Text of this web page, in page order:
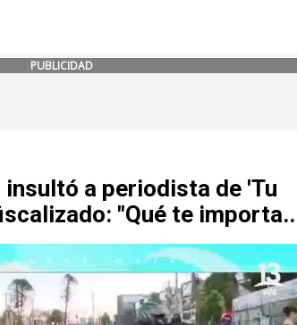
PUBLICIDAD
a periodista de 'Tu
"Qué te